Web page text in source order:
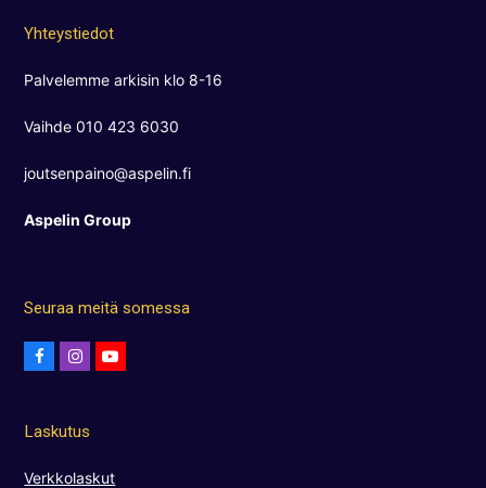
Yhteystiedot
Palvelemme arkisin klo 8-16
Vaihde 010 423 6030
joutsenpaino@aspelin.fi
Aspelin Group
Seuraa meitä somessa
F
e
b
I
t
a
Laskutus
Verkkolaskut